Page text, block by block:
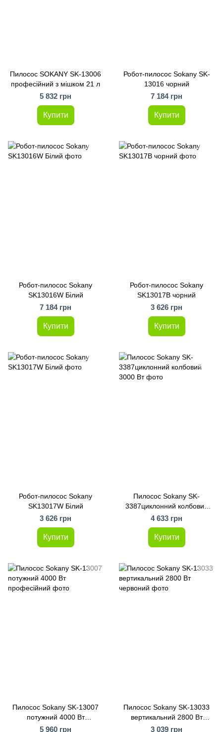
Пилосос SOKANY SK-13006
професійний з мішком 21 л
5 832 грн
Купити
Робот-пилосос Sokany SK-
13016 чорний
7 184 грн
Купити
Робот-пилосос Sokany
SK13016W Білий
7 184 грн
Купити
Робот-пилосос Sokany
SK13017B чорний
3 626 грн
Купити
Робот-пилосос Sokany
SK13017W Білий
3 626 грн
Купити
Пилосос Sokany SK-
3387циклонний колбовий
3000 Вт
4 633 грн
Купити
Пилосос Sokany SK-13007
потужний 4000 Вт
професійний
5 960 грн
Пилосос Sokany SK-13033
вертикальний 2800 Вт
червоний
3 039 грн